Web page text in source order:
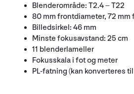
Blenderområde: T2.4 – T22
80 mm frontdiameter, 72
Billedsirkel: 46 mm
Minste fokusavstand: 25 cm
11 blenderlameller
Fokusskala i fot og meter
PL-fatning (kan konverteres